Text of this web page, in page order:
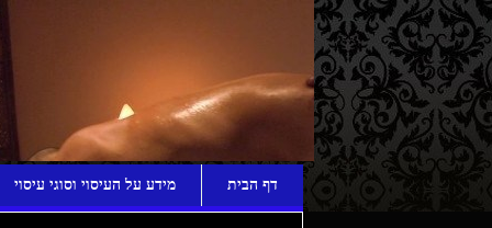
דף הבית מידע על העיסוי וסוגי עיסוי